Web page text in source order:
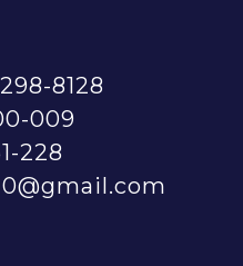
8128
009
228